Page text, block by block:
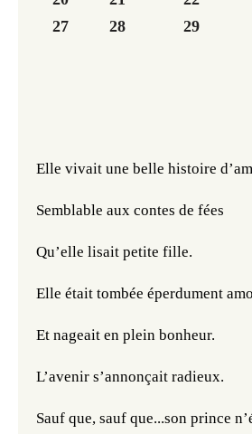
27
28 29
Elle vivait une belle histoire
Semblable aux contes de fées
Qu’elle lisait petite fille.
Elle était tombée éperdument
Et nageait en plein bonheur.
L’avenir s’annonçait radieux.
Sauf que, sauf que...son prince